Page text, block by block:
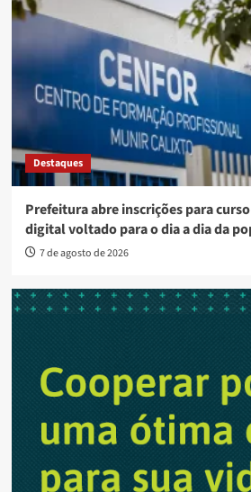
Destaques
Prefeitura abre inscrições para
digital voltado para o dia a dia da
7 de agosto de 2026